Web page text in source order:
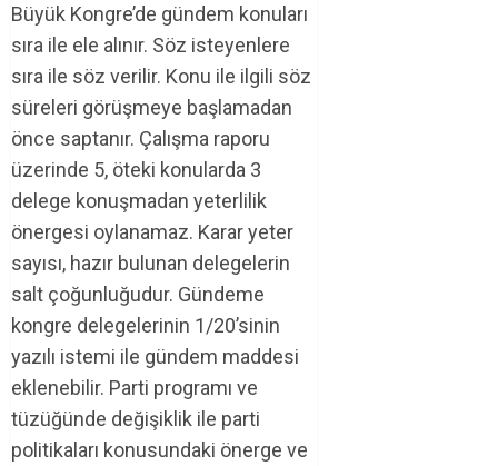
Büyük Kongre’de gündem konuları
sıra ile ele alınır. Söz isteyenlere
sıra ile söz verilir. Konu ile ilgili söz
süreleri görüşmeye başlamadan
önce saptanır. Çalışma raporu
üzerinde 5, öteki konularda 3
delege konuşmadan yeterlilik
önergesi oylanamaz. Karar yeter
sayısı, hazır bulunan delegelerin
salt çoğunluğudur. Gündeme
kongre delegelerinin 1/20’sinin
yazılı istemi ile gündem maddesi
eklenebilir. Parti programı ve
tüzüğünde değişiklik ile parti
politikaları konusundaki önerge ve